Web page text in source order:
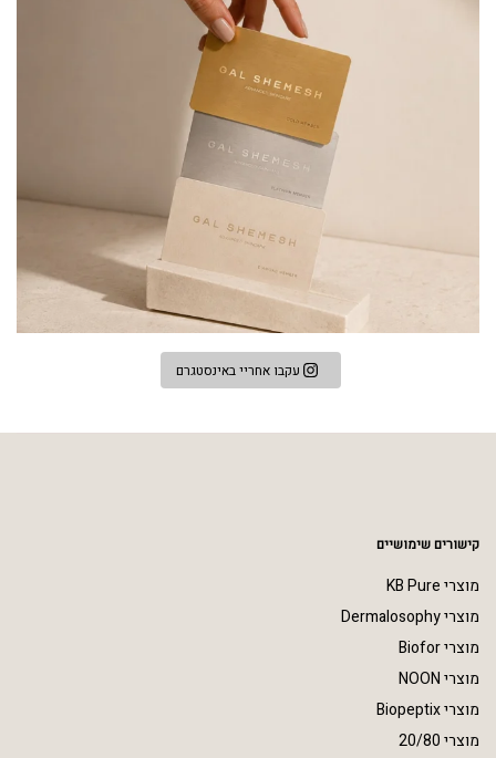
עקבו אחריי באינסטגרם
קישורים שימושיים
מוצרי KB Pure
מוצרי Dermalosophy
מוצרי Biofor
מוצרי NOON
מוצרי Biopeptix
מוצרי 20/80